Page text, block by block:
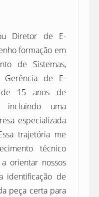
Diretor de E-
formação em
de Sistemas,
Gerência de E-
de 15 anos de
incluindo uma
especializada
trajetória me
técnico
orientar nossos
identificação de
peça certa para